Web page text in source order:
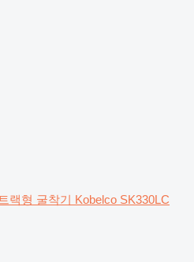
트랙형 굴착기 Kobelco SK330LC